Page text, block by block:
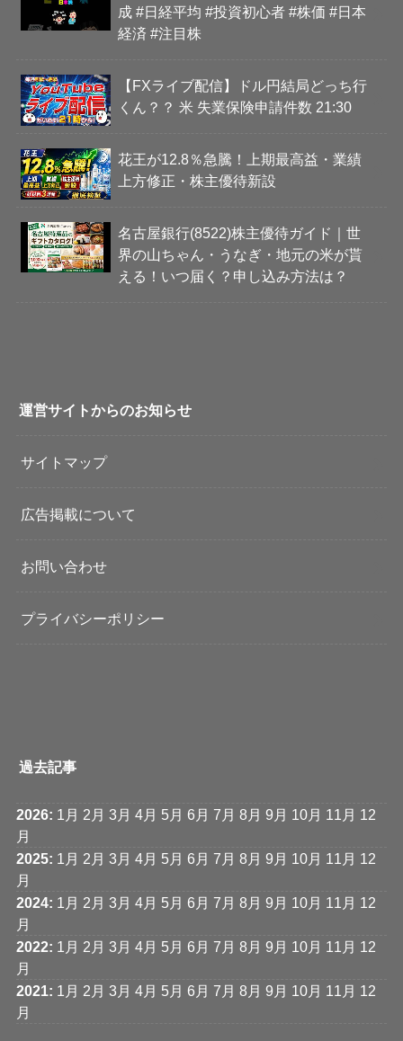
成 #日経平均 #投資初心者 #株価 #日本
経済 #注目株
【FXライブ配信】ドル円結局どっち行
くん？？ 米 失業保険申請件数 21:30
花王が12.8％急騰！上期最高益・業績
上方修正・株主優待新設
名古屋銀行(8522)株主優待ガイド｜世
界の山ちゃん・うなぎ・地元の米が貰
える！いつ届く？申し込み方法は？
運営サイトからのお知らせ
サイトマップ
広告掲載について
お問い合わせ
プライバシーポリシー
過去記事
2026: 1月 2月 3月 4月 5月 6月 7月 8月 9月 10月 11月 12
月
2025: 1月 2月 3月 4月 5月 6月 7月 8月 9月 10月 11月 12
月
2024: 1月 2月 3月 4月 5月 6月 7月 8月 9月 10月 11月 12
月
2022: 1月 2月 3月 4月 5月 6月 7月 8月 9月 10月 11月 12
月
2021: 1月 2月 3月 4月 5月 6月 7月 8月 9月 10月 11月 12
月